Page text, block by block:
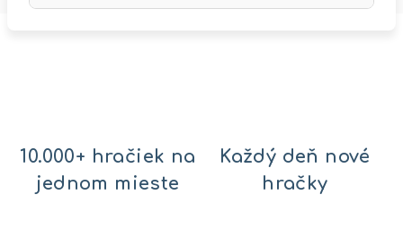
10.000+ hračiek na
jednom mieste
Každý deň nové
hračky